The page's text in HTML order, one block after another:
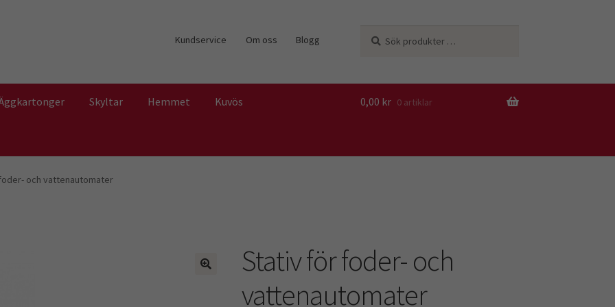
Kundservice Om oss Blogg
efter:
Skyltar Hemmet Kuvös 0,00 kr 0 artiklar
och vattenautomater
Stativ för foder- och
vattenautomater